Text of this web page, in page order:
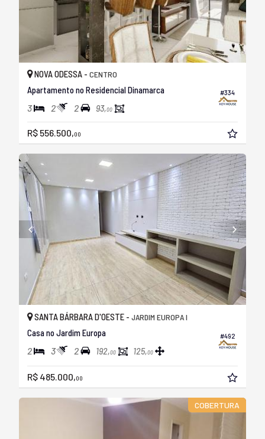
#334
NOVA ODESSA - CENTRO
Apartamento no Residencial Dinamarca
3 2 2 93,00
R$ 556.500,00
#492
SANTA BÁRBARA D'OESTE - JARDIM EUROPA I
Casa no Jardim Europa
2 3 2 192,00 125,00
R$ 485.000,00
COBERTURA